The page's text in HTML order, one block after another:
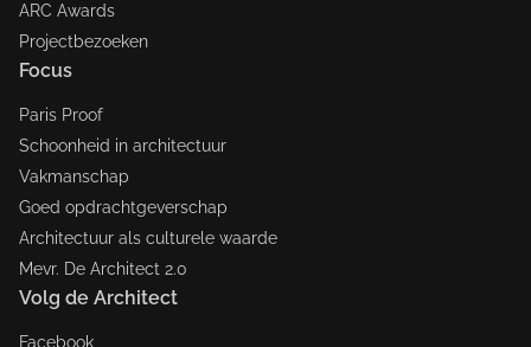
ARC Awards
Projectbezoeken
Focus
Paris Proof
Schoonheid in architectuur
Vakmanschap
Goed opdrachtgeverschap
Architectuur als culturele waarde
Mevr. De Architect 2.0
Volg de Architect
Facebook